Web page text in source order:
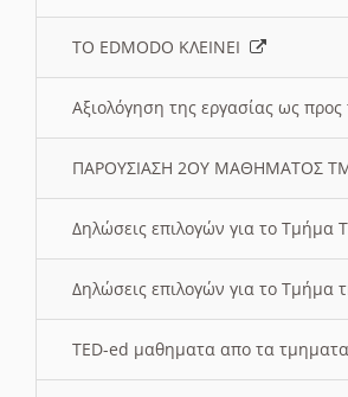
ΤΟ EDMODO ΚΛΕΙΝΕΙ
Αξιολόγηση της εργασίας ως
ΠΑΡΟΥΣΙΑΣΗ 2ΟΥ ΜΑΘΗΜΑΤΟΣ
Δηλώσεις επιλογών για το Τμήμα
Δηλώσεις επιλογών για το Τμήμα
TED-ed μαθηματα απο τα